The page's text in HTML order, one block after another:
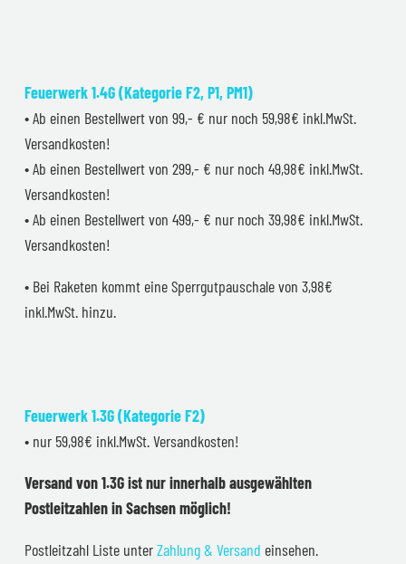
Feuerwerk 1.4G (Kategorie F2, P1, PM1)
• Ab einen Bestellwert von 99,- € nur noch 59,98€ inkl.MwSt.
Versandkosten!
• Ab einen Bestellwert von 299,- € nur noch 49,98€ inkl.MwSt.
Versandkosten!
• Ab einen Bestellwert von 499,- € nur noch 39,98€ inkl.MwSt.
Versandkosten!
• Bei Raketen kommt eine Sperrgutpauschale von 3,98€
inkl.MwSt. hinzu.
Feuerwerk 1.3G (Kategorie F2)
• nur 59,98€ inkl.MwSt. Versandkosten!
Versand von 1.3G ist nur innerhalb ausgewählten
Postleitzahlen in Sachsen möglich!
Postleitzahl Liste unterZahlung & Versand einsehen.